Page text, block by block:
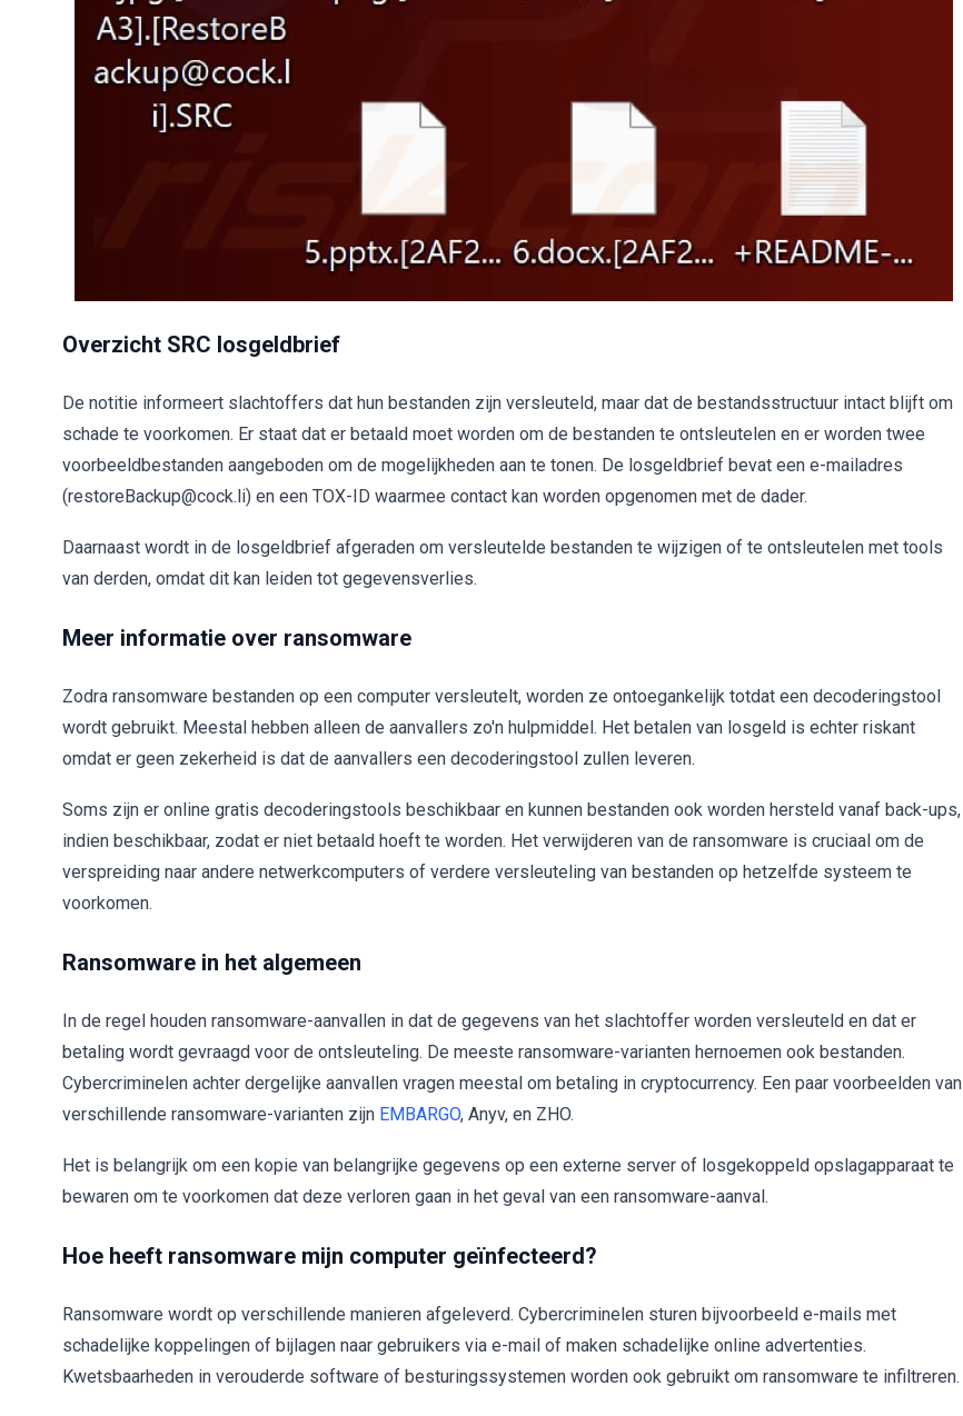
Overzicht SRC losgeldbrief
De notitie informeert slachtoffers dat hun bestanden zijn versleuteld, maar dat de bestandsstructuur intact blijft om
schade te voorkomen. Er staat dat er betaald moet worden om de bestanden te ontsleutelen en er worden twee
voorbeeldbestanden aangeboden om de mogelijkheden aan te tonen. De losgeldbrief bevat een e-mailadres
(restoreBackup@cock.li) en een TOX-ID waarmee contact kan worden opgenomen met de dader.
Daarnaast wordt in de losgeldbrief afgeraden om versleutelde bestanden te wijzigen of te ontsleutelen met tools
van derden, omdat dit kan leiden tot gegevensverlies.
Meer informatie over ransomware
Zodra ransomware bestanden op een computer versleutelt, worden ze ontoegankelijk totdat een decoderingstool
wordt gebruikt. Meestal hebben alleen de aanvallers zo'n hulpmiddel. Het betalen van losgeld is echter riskant
omdat er geen zekerheid is dat de aanvallers een decoderingstool zullen leveren.
Soms zijn er online gratis decoderingstools beschikbaar en kunnen bestanden ook worden hersteld vanaf back-ups,
indien beschikbaar, zodat er niet betaald hoeft te worden. Het verwijderen van de ransomware is cruciaal om de
verspreiding naar andere netwerkcomputers of verdere versleuteling van bestanden op hetzelfde systeem te
voorkomen.
Ransomware in het algemeen
In de regel houden ransomware-aanvallen in dat de gegevens van het slachtoffer worden versleuteld en dat er
betaling wordt gevraagd voor de ontsleuteling. De meeste ransomware-varianten hernoemen ook bestanden.
Cybercriminelen achter dergelijke aanvallen vragen meestal om betaling in cryptocurrency. Een paar voorbeelden van
verschillende ransomware-varianten zijn EMBARGO, Anyv, en ZHO.
Het is belangrijk om een kopie van belangrijke gegevens op een externe server of losgekoppeld opslagapparaat te
bewaren om te voorkomen dat deze verloren gaan in het geval van een ransomware-aanval.
Hoe heeft ransomware mijn computer geïnfecteerd?
Ransomware wordt op verschillende manieren afgeleverd. Cybercriminelen sturen bijvoorbeeld e-mails met
schadelijke koppelingen of bijlagen naar gebruikers via e-mail of maken schadelijke online advertenties.
Kwetsbaarheden in verouderde software of besturingssystemen worden ook gebruikt om ransomware te infiltreren.